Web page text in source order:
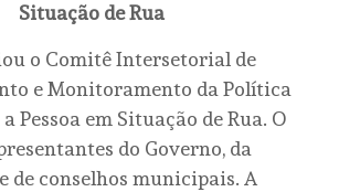
Situação de Rua
o Comitê Intersetorial de
e Monitoramento da Política
Pessoa em Situação de Rua. O
do Governo, da
de conselhos municipais. A